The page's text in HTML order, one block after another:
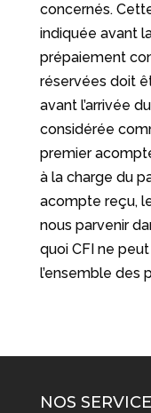
concernés.
indiquée avant
prépaiement
réservées doit
avant l’arrivée
considérée
premier
à la charge du
acompte reçu,
nous parvenir
quoi CFI ne
l’ensemble des
NOS